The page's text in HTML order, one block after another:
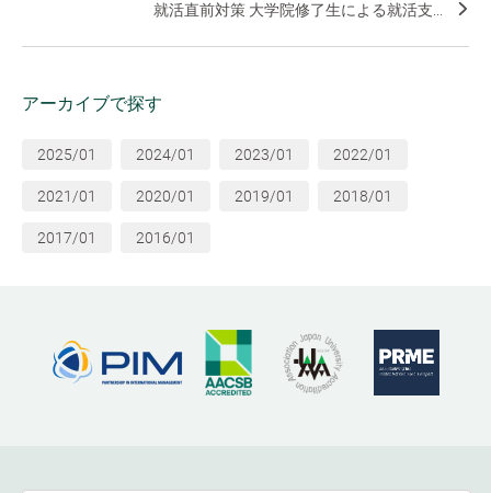
就活直前対策 大学院修了生による就活支...
アーカイブで探す
2025/01 2024/01 2023/01 2022/01
2021/01 2020/01 2019/01 2018/01
2017/01 2016/01